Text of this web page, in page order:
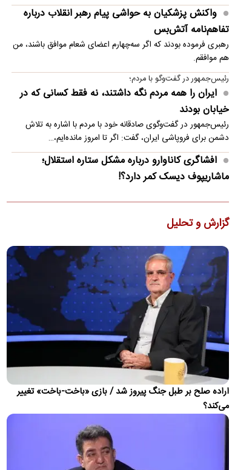
واکنش پزشکیان به حواشی پیام رهبر انقلاب درباره
تفاهم‌نامه آتش‌بس
رهبری فرموده بودند که اگر سه‌چهارم اعضای شعام موافق باشند، من
هم موافقم.
رئیس‌جمهور در گفت‌وگو با مردم؛
ایران را همه مردم نگه داشتند، نه فقط کسانی که در
خیابان بودند
رئیس‌جمهور در گفت‌وگوی صادقانه خود با مردم با اشاره به تلاش
دشمن برای فروپاشی ایران، گفت: اگر تا امروز مانده‌ایم،…
افشاگری کاناوارو درباره مشکل ستاره استقلال؛
ماشاریپوف دیسک کمر دارد؟!
ماشاریپوف به جام جهانی تأکید کرد که برخلاف تصورها،…
کنوانسیون دریای خزر چیست و سهم ایران از آن چه
می‌شود؟
دولت لایحه الحاق ایران به کنوانسیون حقوقی دریای خزر را پس از
هشت سال به مجلس ارسال کرد. جزئیات این کنوانسیون، روند…
ذوق مهران غفوریان از بازیگر شدن دخترش
مهران غفوریان درباره حضور دختر هفت‌ساله‌اش، هانا غفوریان، در
سریال «کلاغ» گفت که پیشنهاد بازی او را مهدی زمین‌پرداز…
ظریف: چین و روسیه شرکای مهم ایران هستند، اما نه
جایگزین همه جهان
دیپلمات پیشین ایران بیان کرد که چین و روسیه شرکای مهم ایران در
آینده خواهند بود، اما این روابط نباید جایگزین تعامل با…
ویدئو؛ جزئیات و لحظه وقوع حادثه امنیتی برای
بالگرد ترامپ
حادثه امنیتی برای بالگرد دونالد ترامپ پس از آن رخ داد که
Marine One در ۴ آگوست از فرودگاه الیپس خارج شد، در حالی
گزارش و تحلیل
اراده صلح بر طبل جنگ پیروز شد / بازی «باخت-باخت» تغییر
می‌کند؟